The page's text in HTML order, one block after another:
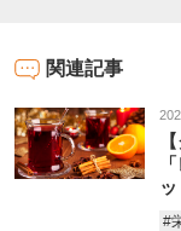
関連記事
#